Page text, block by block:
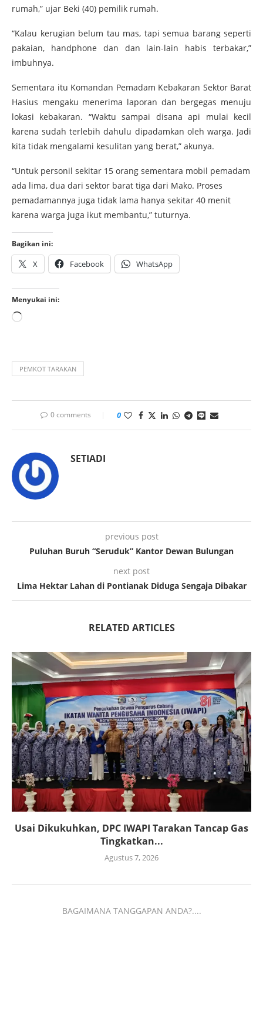
rumah,” ujar Beki (40) pemilik rumah.
“Kalau kerugian belum tau mas, tapi semua barang seperti
pakaian, handphone dan dan lain-lain habis terbakar,”
imbuhnya.
Sementara itu Komandan Pemadam Kebakaran Sektor Barat
Hasius mengaku menerima laporan dan bergegas menuju
lokasi kebakaran. “Waktu sampai disana api mulai kecil
karena sudah terlebih dahulu dipadamkan oleh warga. Jadi
kita tidak mengalami kesulitan yang berat,” akunya.
“Untuk personil sekitar 15 orang sementara mobil pemadam
ada lima, dua dari sektor barat tiga dari Mako. Proses
pemadamannya juga tidak lama hanya sekitar 40 menit
karena warga juga ikut membantu,” tuturnya.
Bagikan ini:
X Facebook WhatsApp
Menyukai ini:
PEMKOT TARAKAN
0 comments 0
SETIADI
previous post
Puluhan Buruh “Seruduk” Kantor Dewan Bulungan
next post
Lima Hektar Lahan di Pontianak Diduga Sengaja Dibakar
RELATED ARTICLES
Usai Dikukuhkan, DPC IWAPI Tarakan Tancap Gas
Tingkatkan...
Agustus 7, 2026
BAGAIMANA TANGGAPAN ANDA?....